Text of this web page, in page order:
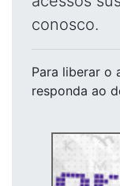
conosco.
Para liberar o
responda ao